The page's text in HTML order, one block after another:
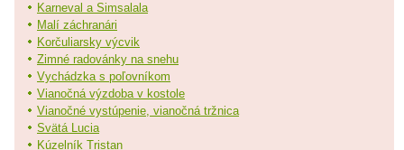
Karneval a Simsalala
Malí záchranári
Korčuliarsky výcvik
Zimné radovánky na snehu
Vychádzka s poľovníkom
Vianočná výzdoba v kostole
Vianočné vystúpenie, vianočná tržnica
Svätá Lucia
Kúzelník Tristan